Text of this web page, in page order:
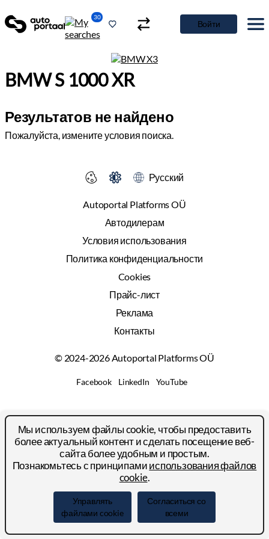
30
Войти
BMW S 1000 XR
Результатов не найдено
Пожалуйста, измените условия поиска.
© 2024-2026 Autoportal Platforms OÜ
Autoportal Platforms OÜ
Автодилерам
Условия использования
Политика конфиденциальности
Cookies
Прайс-лист
Реклама
Контакты
Русский
Facebook LinkedIn YouTube
Мы используем файлы cookie, чтобы предоставить
более актуальный контент и сделать посещение веб-
сайта более удобным и простым.
Познакомьтесь с принципамииспользования файлов
cookie.
Управлять
файлами cookie
Согласиться со
всеми